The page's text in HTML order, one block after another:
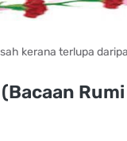
kerana terlupa